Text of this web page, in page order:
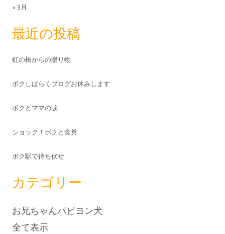
« 3月
最近の投稿
虹の橋からの贈り物
ボクしばらくブログお休みします
ボクとママの涙
ショック！ボクと食糞
ボク駅で待ち伏せ
カテゴリー
お兄ちゃんパピヨン犬
全て表示